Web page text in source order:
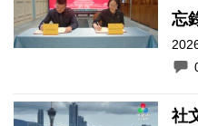
忘
社